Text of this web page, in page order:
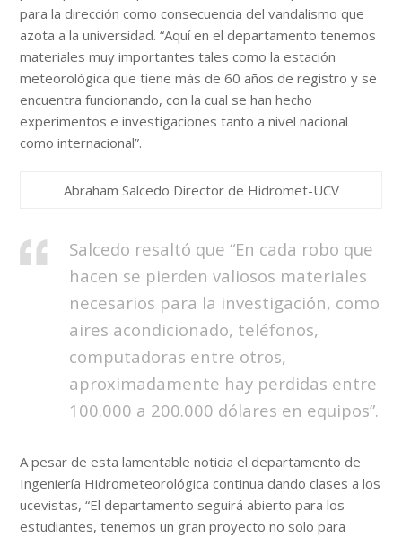
para la dirección como consecuencia del vandalismo que
azota a la universidad. “Aquí en el departamento tenemos
materiales muy importantes tales como la estación
meteorológica que tiene más de 60 años de registro y se
encuentra funcionando, con la cual se han hecho
experimentos e investigaciones tanto a nivel nacional
como internacional”.
Abraham Salcedo Director de Hidromet-UCV
Salcedo resaltó que “En cada robo que
hacen se pierden valiosos materiales
necesarios para la investigación, como
aires acondicionado, teléfonos,
computadoras entre otros,
aproximadamente hay perdidas entre
100.000 a 200.000 dólares en equipos”.
A pesar de esta lamentable noticia el departamento de
Ingeniería Hidrometeorológica continua dando clases a los
ucevistas, “El departamento seguirá abierto para los
estudiantes, tenemos un gran proyecto no solo para